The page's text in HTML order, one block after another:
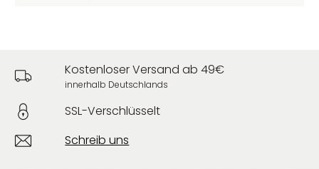
Kostenloser Versand ab 49€
innerhalb Deutschlands
SSL-Verschlüsselt
Schreib uns